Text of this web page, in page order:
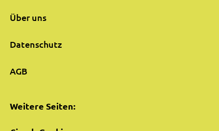
Über uns
Datenschutz
AGB
Weitere Seiten: